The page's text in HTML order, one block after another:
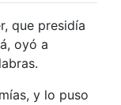
que presidía
oyó a
y lo puso